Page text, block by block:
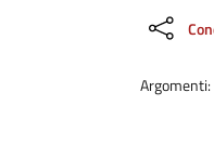
Argomenti: